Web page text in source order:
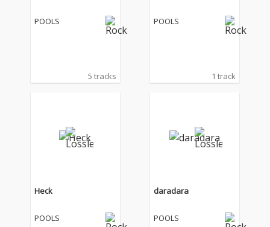
POOLS
5 tracks
POOLS
1 track
Heck
POOLS
daradara
POOLS